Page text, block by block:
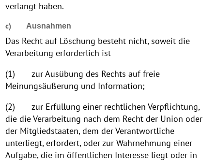
verlangt haben.
c) Ausnahmen
Das Recht auf Löschung besteht nicht, soweit die
Verarbeitung erforderlich ist
(1) zur Ausübung des Rechts auf freie
Meinungsäußerung und Information;
(2) zur Erfüllung einer rechtlichen Verpflichtung,
die die Verarbeitung nach dem Recht der Union oder
der Mitgliedstaaten, dem der Verantwortliche
unterliegt, erfordert, oder zur Wahrnehmung einer
Aufgabe, die im öffentlichen Interesse liegt oder in